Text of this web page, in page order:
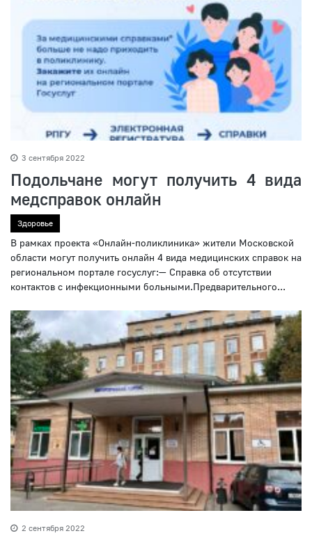
3 сентября 2022
Подольчане могут получить 4 вида
медсправок онлайн
Здоровье
В рамках проекта «Онлайн-поликлиника» жители Московской
области могут получить онлайн 4 вида медицинских справок на
региональном портале госуслуг:— Справка об отсутствии
контактов с инфекционными больными.Предварительного...
2 сентября 2022